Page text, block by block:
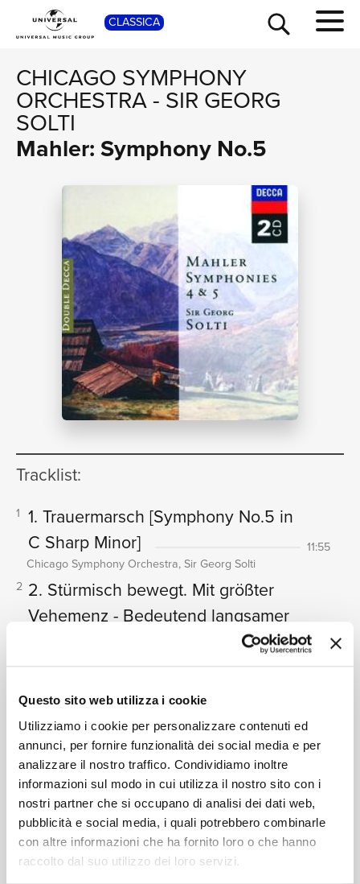
Questo sito web utilizza i cookie
Utilizziamo i cookie per personalizzare contenuti ed
annunci, per fornire funzionalità dei social media e per
analizzare il nostro traffico. Condividiamo inoltre
informazioni sul modo in cui utilizza il nostro sito con i
nostri partner che si occupano di analisi dei dati web,
pubblicità e social media, i quali potrebbero combinarle
con altre informazioni che ha fornito loro o che hanno
raccolto dal suo utilizzo dei loro servizi.
CLASSICA
CHICAGO SYMPHONY
ORCHESTRA- SIR GEORG
SOLTI
Mahler: Symphony No.5
Tracklist:
1 1. Trauermarsch [Symphony No.5 in
C Sharp Minor]
11:55
Chicago Symphony Orchestra, Sir Georg Solti
2 2. Stürmisch bewegt. Mit größter
Vehemenz - Bedeutend langsamer
[Symphony No.5
in C Sharp Minor]
13:49
schnell)[Symphony No.5 in C
Sharp Minor]
Chicago Symphony Orchestra, Sir Georg Solti
4 Adagietto ("Death in Venice")
[Symphony No.5 in C Sharp
Minor]
TOUR
NEWS
RICERCA
CHI
SIAMO
CONTATTI